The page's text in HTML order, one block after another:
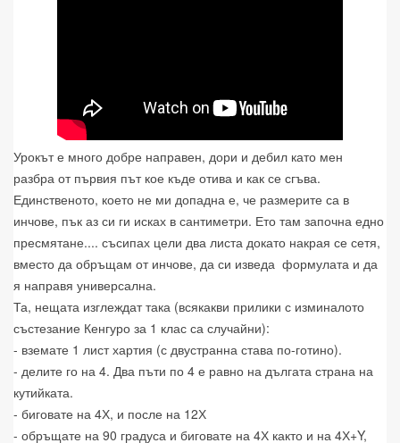
Урокът е много добре направен, дори и дебил като мен
разбра от първия път кое къде отива и как се сгъва.
Единственото, което не ми допадна е, че размерите са в
инчове, пък аз си ги исках в сантиметри. Ето там започна едно
пресмятане.... съсипах цели два листа докато накрая се сетя,
вместо да обръщам от инчове, да си изведа формулата и да
я направя универсална.
Та, нещата изглеждат така (всякакви прилики с изминалото
състезание Кенгуро за 1 клас са случайни):
- вземате 1 лист хартия (с двустранна става по-готино).
- делите го на 4. Два пъти по 4 е равно на дългата страна на
кутийката.
- биговате на 4Х, и после на 12Х
- обръщате на 90 градуса и биговате на 4Х както и на 4Х+Y,